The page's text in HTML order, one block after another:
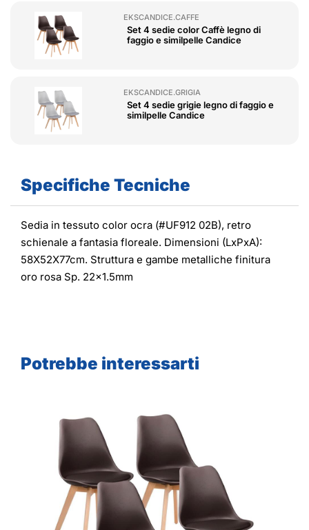
EKSCANDICE.CAFFE
Set 4 sedie color Caffè legno di
faggio e similpelle Candice
EKSCANDICE.GRIGIA
Set 4 sedie grigie legno di faggio e
similpelle Candice
Specifiche Tecniche
Sedia in tessuto color ocra (#UF912 02B), retro
schienale a fantasia floreale. Dimensioni (LxPxA):
58X52X77cm. Struttura e gambe metalliche finitura
oro rosa Sp. 22x1.5mm
Potrebbe interessarti